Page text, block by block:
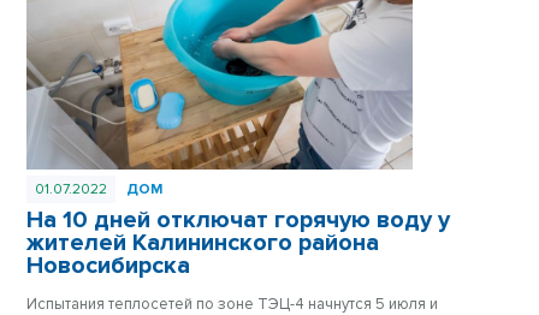
01.07.2022 ДОМ
На 10 дней отключат горячую воду у
жителей Калининского района
Новосибирска
Испытания теплосетей по зоне ТЭЦ-4 начнутся 5 июля и